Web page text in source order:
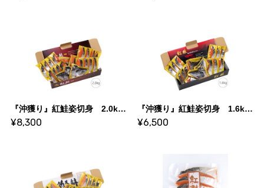
『沖獲り』紅鮭姿切身 2.0kg【羅臼産海洋深層水仕込み】低温熟成
¥8,300
『沖獲り』紅鮭姿切身 1.6kg【羅臼産海洋深層水仕込み】低温熟成
¥6,500